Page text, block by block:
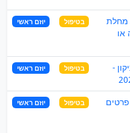
מחלת
או
בטיפול יוזם ראשי
-
בטיפול יוזם ראשי
פרטים
בטיפול יוזם ראשי